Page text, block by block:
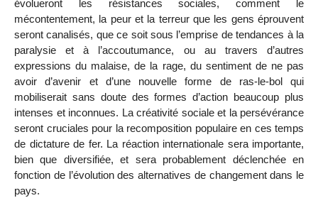
évolueront les résistances sociales, comment le
mécontentement, la peur et la terreur que les gens éprouvent
seront canalisés, que ce soit sous l’emprise de tendances à la
paralysie et à l’accoutumance, ou au travers d’autres
expressions du malaise, de la rage, du sentiment de ne pas
avoir d’avenir et d’une nouvelle forme de ras-le-bol qui
mobiliserait sans doute des formes d’action beaucoup plus
intenses et inconnues. La créativité sociale et la persévérance
seront cruciales pour la recomposition populaire en ces temps
de dictature de fer. La réaction internationale sera importante,
bien que diversifiée, et sera probablement déclenchée en
fonction de l’évolution des alternatives de changement dans le
pays.